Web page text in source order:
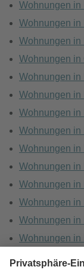
Wohnungen in
Wohnungen in
Wohnungen in
Wohnungen in
Wohnungen in
Wohnungen in
Wohnungen in
Wohnungen in
Wohnungen in
Wohnungen in
Wohnungen in
Wohnungen in
Wohnungen in
Wohnungen in